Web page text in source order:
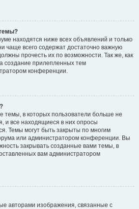
находятся ниже всех объявлений и только
чаще всего содержат достаточно важную
прочесть их по возможности. Так же, как
создание прилепленных тем
конференции.
темы, в которых пользователи больше не
и все находящиеся в них опросы
Темы могут быть закрыты по многим
или администратором конференции. Вы
закрывать созданные вами темы, в
вам администратором
авторами изображения, связанные с